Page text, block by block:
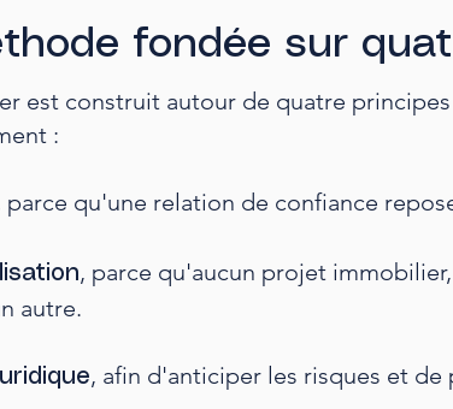
fondée sur
est construit autour de quatre
:​
parce qu'une relation de confiance
, parce qu'aucun projet
autre.
, afin d'anticiper les risques et